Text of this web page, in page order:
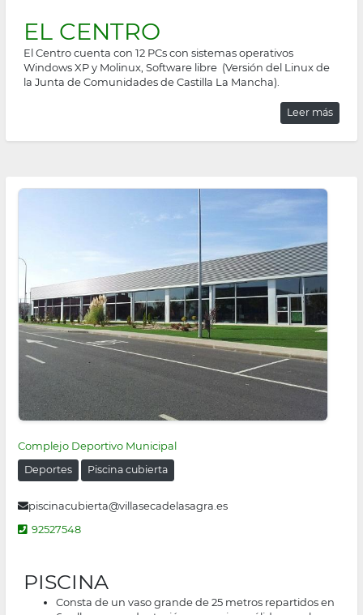
EL CENTRO
El Centro cuenta con 12 PCs con sistemas operativos
Windows XP y Molinux, Software libre (Versión del Linux de
la Junta de Comunidades de Castilla La Mancha).
Leer más
Complejo Deportivo Municipal
Deportes Piscina cubierta
piscinacubierta@villasecadelasagra.es
92527548
PISCINA
Consta de un vaso grande de 25 metros repartidos en